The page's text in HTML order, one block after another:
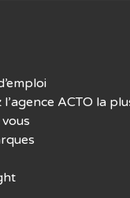
l’agence ACTO la